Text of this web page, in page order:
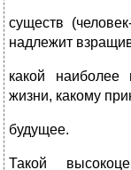
существ
надлежит
какой наиболее
жизни, какому
будущее.
Такой